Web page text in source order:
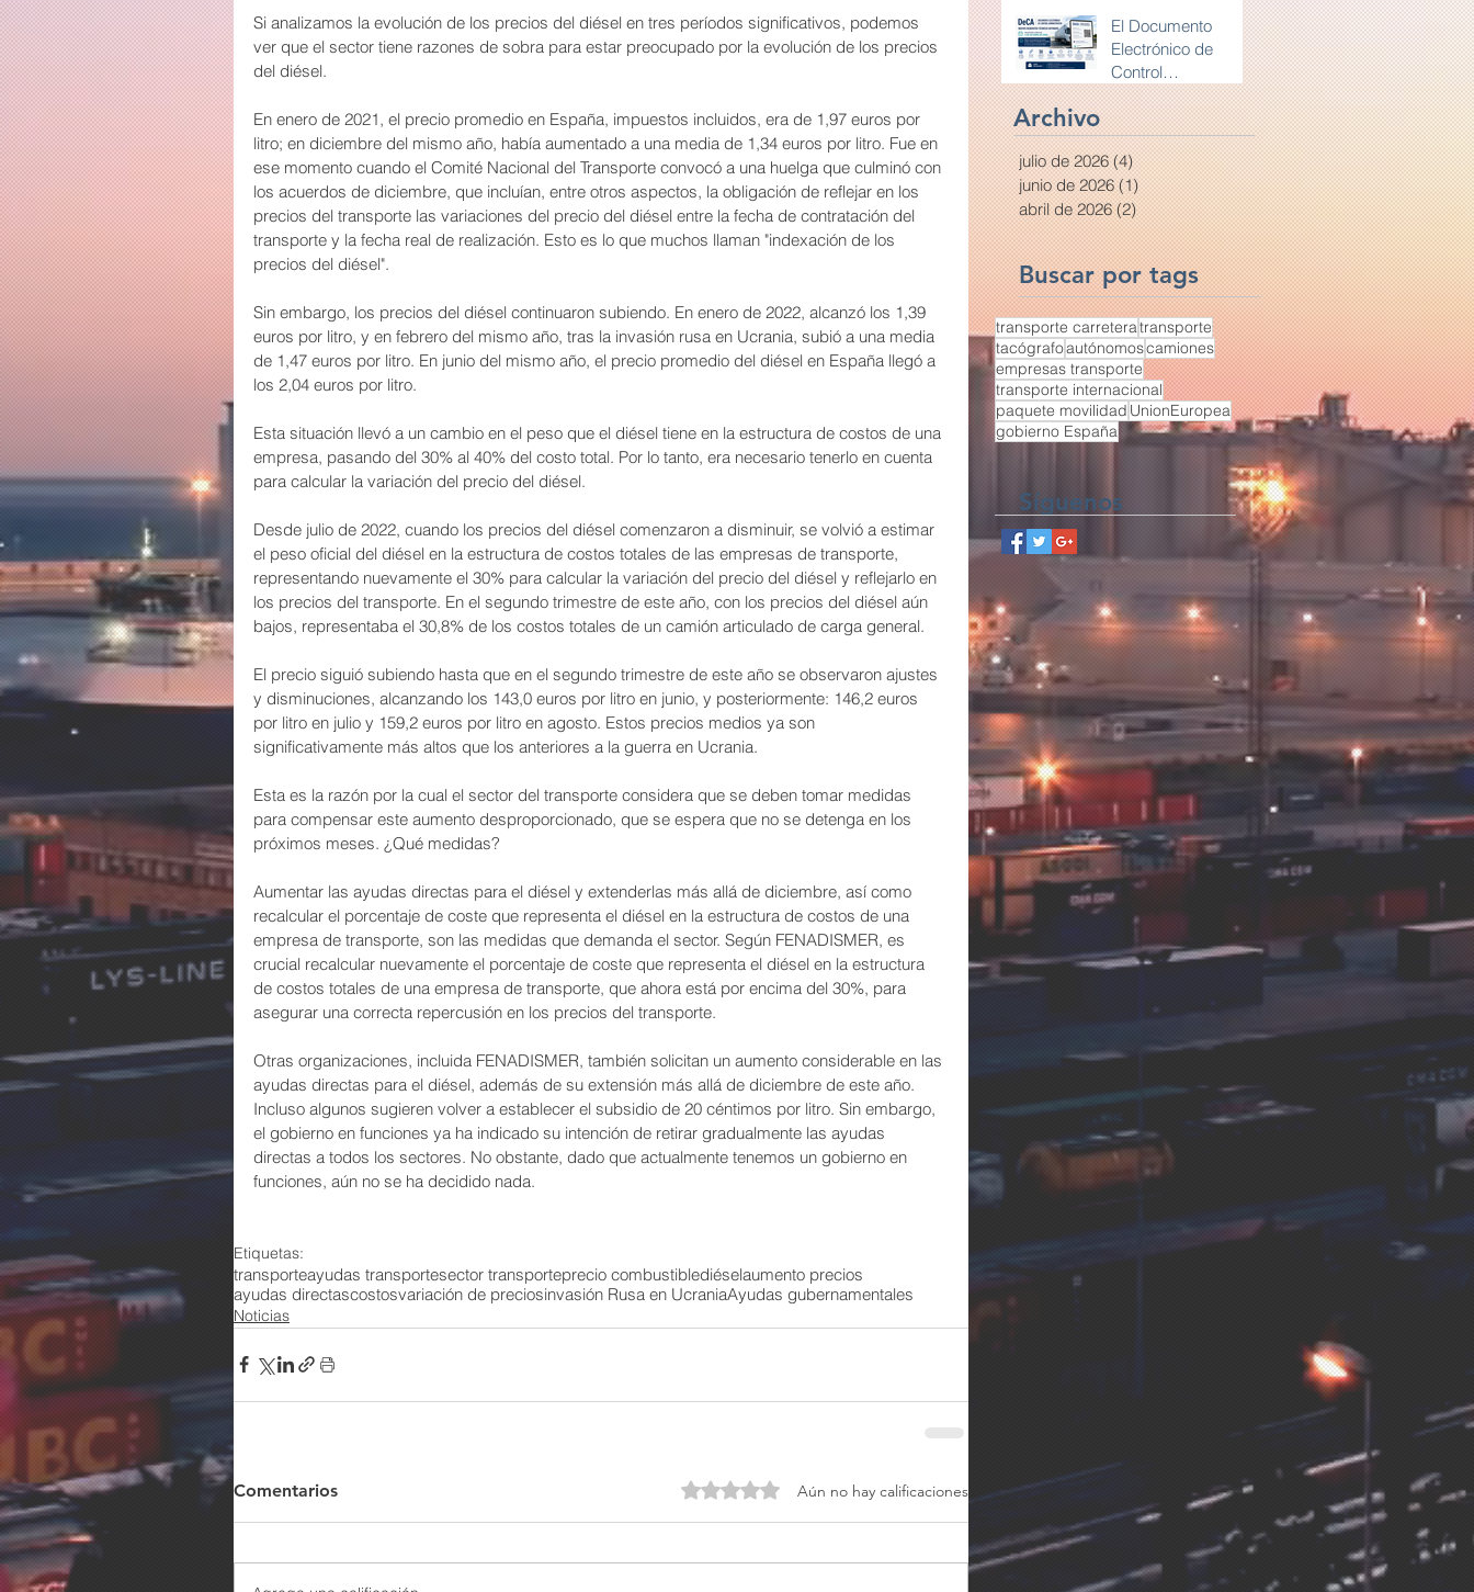
Si analizamos la evolución de los precios del diésel en tres períodos significativos, podemos
ver que el sector tiene razones de sobra para estar preocupado por la evolución de los precios
del diésel.
En enero de 2021, el precio promedio en España, impuestos incluidos, era de 1,97 euros por
litro; en diciembre del mismo año, había aumentado a una media de 1,34 euros por litro. Fue en
ese momento cuando el Comité Nacional del Transporte convocó a una huelga que culminó con
los acuerdos de diciembre, que incluían, entre otros aspectos, la obligación de reflejar en los
precios del transporte las variaciones del precio del diésel entre la fecha de contratación del
transporte y la fecha real de realización. Esto es lo que muchos llaman "indexación de los
precios del diésel".
Sin embargo, los precios del diésel continuaron subiendo. En enero de 2022, alcanzó los 1,39
euros por litro, y en febrero del mismo año, tras la invasión rusa en Ucrania, subió a una media
de 1,47 euros por litro. En junio del mismo año, el precio promedio del diésel en España llegó a
los 2,04 euros por litro.
Esta situación llevó a un cambio en el peso que el diésel tiene en la estructura de costos de una
empresa, pasando del 30% al 40% del costo total. Por lo tanto, era necesario tenerlo en cuenta
para calcular la variación del precio del diésel.
Desde julio de 2022, cuando los precios del diésel comenzaron a disminuir, se volvió a estimar
el peso oficial del diésel en la estructura de costos totales de las empresas de transporte,
representando nuevamente el 30% para calcular la variación del precio del diésel y reflejarlo en
los precios del transporte. En el segundo trimestre de este año, con los precios del diésel aún
bajos, representaba el 30,8% de los costos totales de un camión articulado de carga general.
El precio siguió subiendo hasta que en el segundo trimestre de este año se observaron ajustes
y disminuciones, alcanzando los 143,0 euros por litro en junio, y posteriormente: 146,2 euros
por litro en julio y 159,2 euros por litro en agosto. Estos precios medios ya son
significativamente más altos que los anteriores a la guerra en Ucrania.
Esta es la razón por la cual el sector del transporte considera que se deben tomar medidas
para compensar este aumento desproporcionado, que se espera que no se detenga en los
próximos meses. ¿Qué medidas?
Aumentar las ayudas directas para el diésel y extenderlas más allá de diciembre, así como
recalcular el porcentaje de coste que representa el diésel en la estructura de costos de una
empresa de transporte, son las medidas que demanda el sector. Según FENADISMER, es
crucial recalcular nuevamente el porcentaje de coste que representa el diésel en la estructura
de costos totales de una empresa de transporte, que ahora está por encima del 30%, para
asegurar una correcta repercusión en los precios del transporte.
Otras organizaciones, incluida FENADISMER, también solicitan un aumento considerable en las
ayudas directas para el diésel, además de su extensión más allá de diciembre de este año.
Incluso algunos sugieren volver a establecer el subsidio de 20 céntimos por litro. Sin embargo,
el gobierno en funciones ya ha indicado su intención de retirar gradualmente las ayudas
directas a todos los sectores. No obstante, dado que actualmente tenemos un gobierno en
funciones, aún no se ha decidido nada.
Etiquetas:
transporteayudas transportesector transporteprecio combustiblediéselaumento precios
ayudas directascostosvariación de preciosinvasión Rusa en UcraniaAyudas gubernamentales
Noticias
Comentarios Obtuvo 0 de 5 estrellas.Aún no hay calificaciones
carretera y la
competencia en
Europa
El Documento
Electrónico de
Control
Administrativo
(DeCA) ya tiene
definidos sus
requisitos técnicos
Archivo
julio de 2026 (4)4 entradas
junio de 2026 (1)1 entrada
abril de 2026 (2)2 entradas
Buscar por tags
transporte carreteratransporte
tacógrafoautónomoscamiones
empresas transporte
transporte internacional
paquete movilidad UnionEuropea
gobierno España
Síguenos